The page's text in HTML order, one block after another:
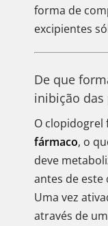
forma de
excipientes
De que
inibição das
O clopidogrel
fármaco, o
deve
antes de este
Uma vez
através de